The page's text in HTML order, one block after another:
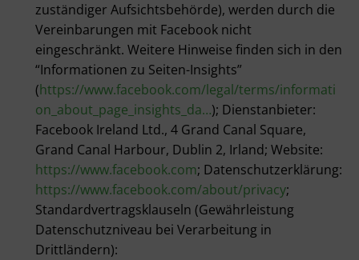
zuständiger Aufsichtsbehörde), werden durch die
Vereinbarungen mit Facebook nicht
eingeschränkt. Weitere Hinweise finden sich in den
“Informationen zu Seiten-Insights”
(https://www.facebook.com/legal/terms/informati
on_about_page_insights_da…); Dienstanbieter:
Facebook Ireland Ltd., 4 Grand Canal Square,
Grand Canal Harbour, Dublin 2, Irland; Website:
https://www.facebook.com; Datenschutzerklärung:
https://www.facebook.com/about/privacy;
Standardvertragsklauseln (Gewährleistung
Datenschutzniveau bei Verarbeitung in
Drittländern):